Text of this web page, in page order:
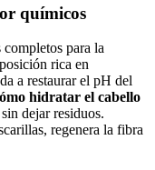
químicos
para la
rica en
a restaurar el pH del
hidratar el cabello
dejar residuos.
regenera la fibra